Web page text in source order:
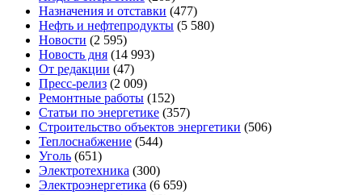
Назначения и отставки (477)
Нефть и нефтепродукты (5 580)
Новости (2 595)
Новость дня (14 993)
От редакции (47)
Пресс-релиз (2 009)
Ремонтные работы (152)
Статьи по энергетике (357)
Строительство объектов энергетики (506)
Теплоснабжение (544)
Уголь (651)
Электротехника (300)
Электроэнергетика (6 659)